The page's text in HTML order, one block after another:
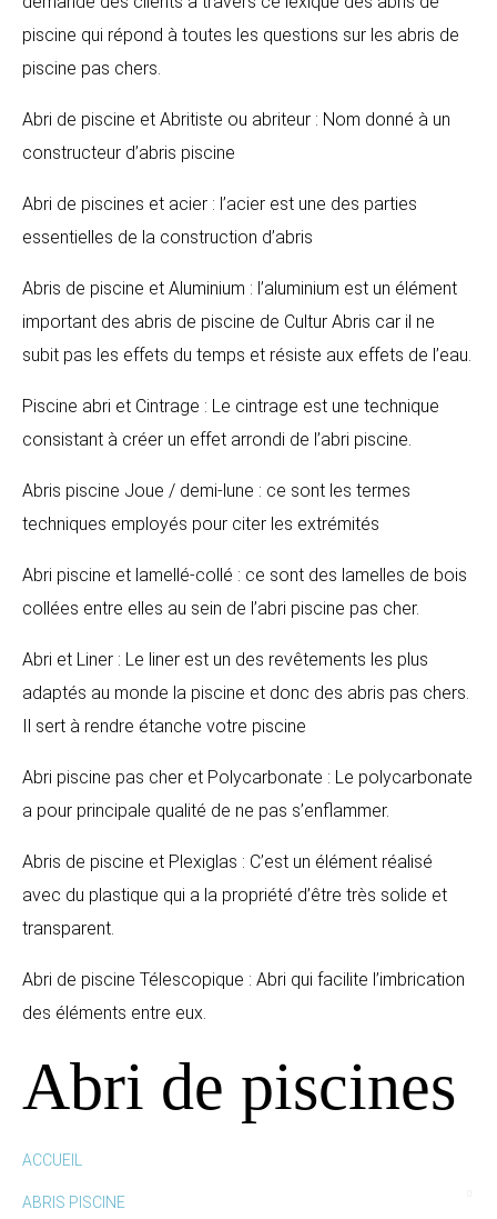
piscine qui répond à toutes les questions sur les abris de
piscine pas chers.
Abri de piscine et Abritiste ou abriteur : Nom donné à un
constructeur d’abris piscine
Abri de piscines et acier : l’acier est une des parties
essentielles de la construction d’abris
Abris de piscine et Aluminium : l’aluminium est un élément
important des abris de piscine de Cultur Abris car il ne
subit pas les effets du temps et résiste aux effets de l’eau.
Piscine abri et Cintrage : Le cintrage est une technique
consistant à créer un effet arrondi de l’abri piscine.
Abris piscine Joue / demi-lune : ce sont les termes
techniques employés pour citer les extrémités
Abri piscine et lamellé-collé : ce sont des lamelles de bois
collées entre elles au sein de l’abri piscine pas cher.
Abri et Liner : Le liner est un des revêtements les plus
adaptés au monde la piscine et donc des abris pas chers.
Il sert à rendre étanche votre piscine
Abri piscine pas cher et Polycarbonate : Le polycarbonate
a pour principale qualité de ne pas s’enflammer.
Abris de piscine et Plexiglas : C’est un élément réalisé
avec du plastique qui a la propriété d’être très solide et
transparent.
Abri de piscine Télescopique : Abri qui facilite l’imbrication
des éléments entre eux.
Abri de piscines
ACCUEIL
ABRIS PISCINE